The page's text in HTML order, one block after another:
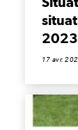
2023
17 avr.